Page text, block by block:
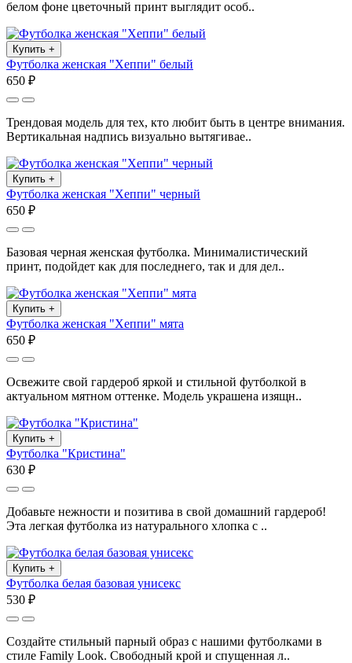
белом фоне цветочный принт выглядит особ..
Купить +
Футболка женская "Хеппи" белый
650 ₽
Трендовая модель для тех, кто любит быть в центре внимания.
Вертикальная надпись визуально вытягивае..
Купить +
Футболка женская "Хеппи" черный
650 ₽
Базовая черная женская футболка. Минималистический
принт, подойдет как для последнего, так и для дел..
Купить +
Футболка женская "Хеппи" мята
650 ₽
Освежите свой гардероб яркой и стильной футболкой в
актуальном мятном оттенке. Модель украшена изящн..
Купить +
Футболка "Кристина"
630 ₽
Добавьте нежности и позитива в свой домашний гардероб!
Эта легкая футболка из натурального хлопка с ..
Купить +
Футболка белая базовая унисекс
530 ₽
Создайте стильный парный образ с нашими футболками в
стиле Family Look. Свободный крой и спущенная л..